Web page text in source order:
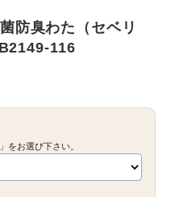
防臭わた（セベリ
116
をお選び下さい。